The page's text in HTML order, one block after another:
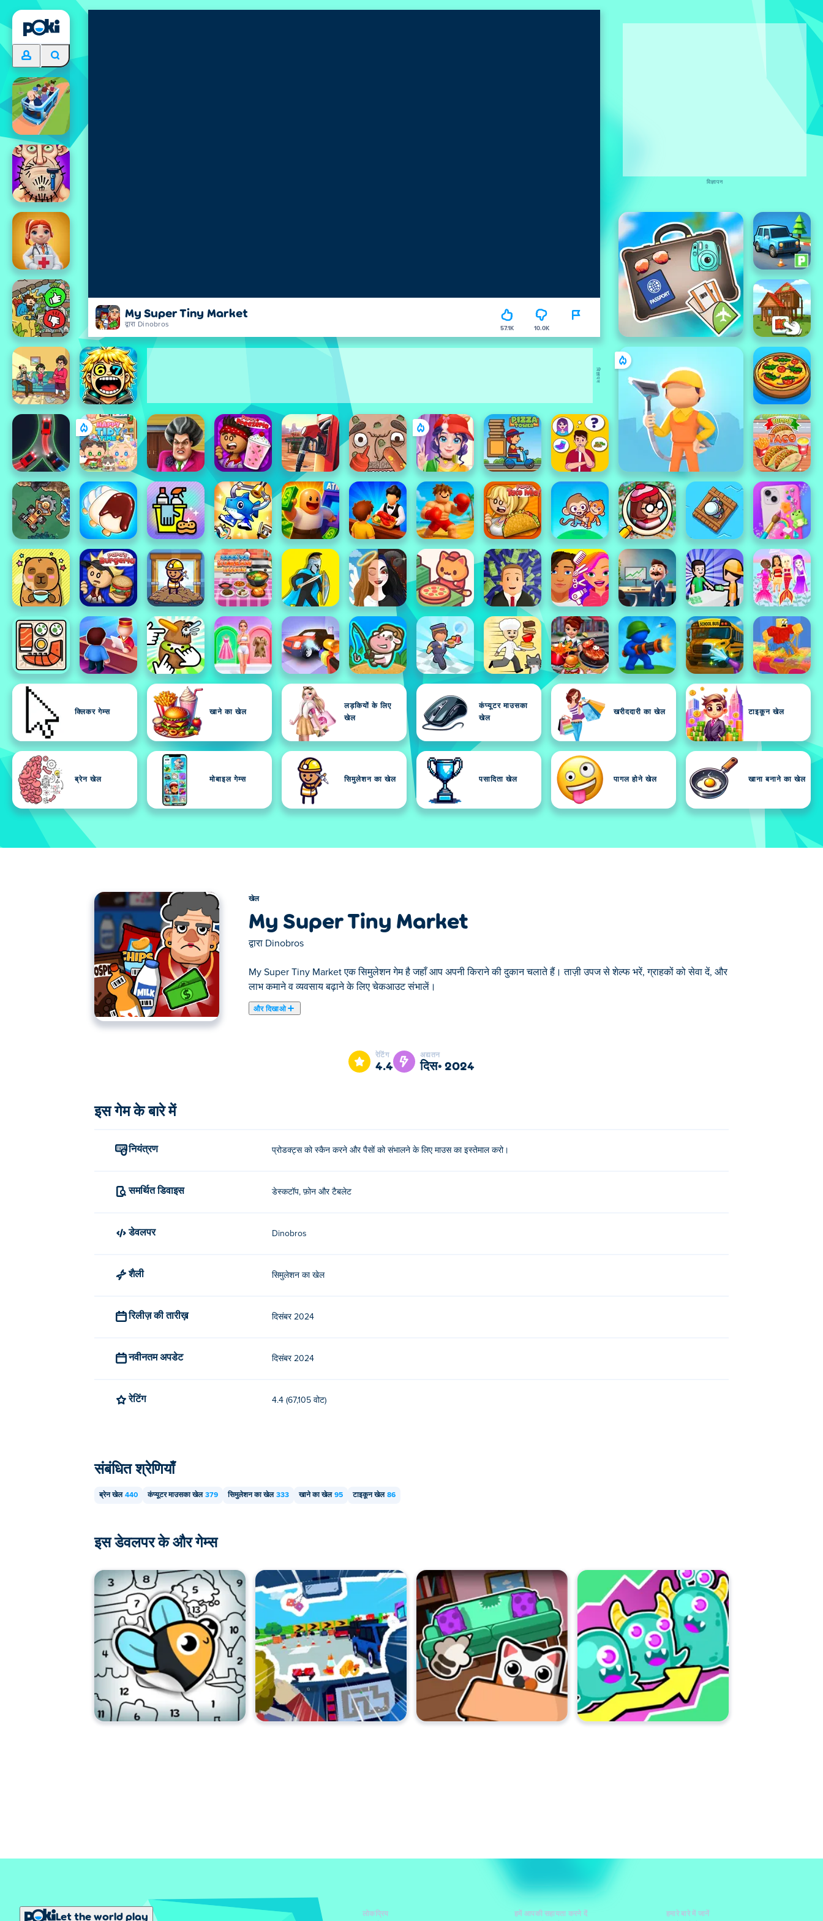
My Super Tiny Market
द्वारा Dinobros 57.1K 10.0K
क्लिकर गेम्स खाने का खेल
लड़कियों के लिए
खेल
कंप्यूटर माउसका
खेल
खरीददारी का खेल टाइकून खेल
ब्रेन खेल मोबाइल गेम्स सिमुलेशन का खेल पसादिता खेल पागल होने खेल खाना बनाने का खेल
विज्ञापन
विज्ञापन
खेल
My Super Tiny Market
द्वारा Dinobros
My Super Tiny Market एक सिमुलेशन गेम है जहाँ आप अपनी किराने की दुकान चलाते हैं। ताज़ी उपज से शेल्फ भरें, ग्राहकों को सेवा दें, और
लाभ कमाने व व्यवसाय बढ़ाने के लिए चेकआउट संभालें।
और दिखाओ
माई सुपर टिनी मार्केट में बेहतरीन सुपरमार्केट चलाएँ! इस प्रबंधन सिमुलेशन गेम में, आपको आने वाले सभी ग्राहकों की मदद करनी होगी, उनके उत्पादों को स्कैन करके और उन्हें सही मात्रा में
उत्पादों को स्कैन करने और पैसे संभालने के लिए माउस का उपयोग करें!
मैं निःशुल्क रूप से माई सुपर टिनी मार्केट कैसे खेल सकता हूँ?
क्या मैं मोबाइल डिवाइस और डेस्कटॉप पर माई सुपर टिनी मार्केट खेल सकता हूँ?
माई सुपर टिनी मार्केट आपके कंप्यूटर और मोबाइल डिवाइस जैसे फोन और टैबलेट पर खेला जा सकता है।
रेटिंग
4.4
अद्यतन
दिस॰ 2024
इस गेम के बारे में
नियंत्रण प्रोडक्ट्स को स्कैन करने और पैसों को संभालने के लिए माउस का इस्तेमाल करो।
समर्थित डिवाइस डेस्कटॉप, फ़ोन और टैबलेट
डेवलपर Dinobros
शैली सिमुलेशन का खेल
रिलीज़ की तारीख़ दिसंबर 2024
नवीनतम अपडेट दिसंबर 2024
रेटिंग 4.4 (67,105 वोट)
संबंधित श्रेणियाँ
ब्रेन खेल 440 कंप्यूटर माउसका खेल 379 सिमुलेशन का खेल 333 खाने का खेल 95 टाइकून खेल 86
इस डेवलपर के और गेम्स
Let the world play लोकप्रिय हमें आपकी सहायता करने दें हमारे बारे में जानें